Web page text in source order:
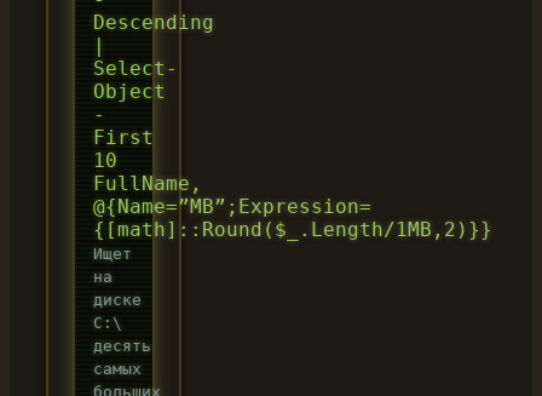
Descending
|
Select-
Object
-
First
10
FullName,
@{Name=”MB”;Expression=
{[math]::Round($_.Length/1MB,2)}}
Ищет
на
диске
C:\
десять
самых
больших